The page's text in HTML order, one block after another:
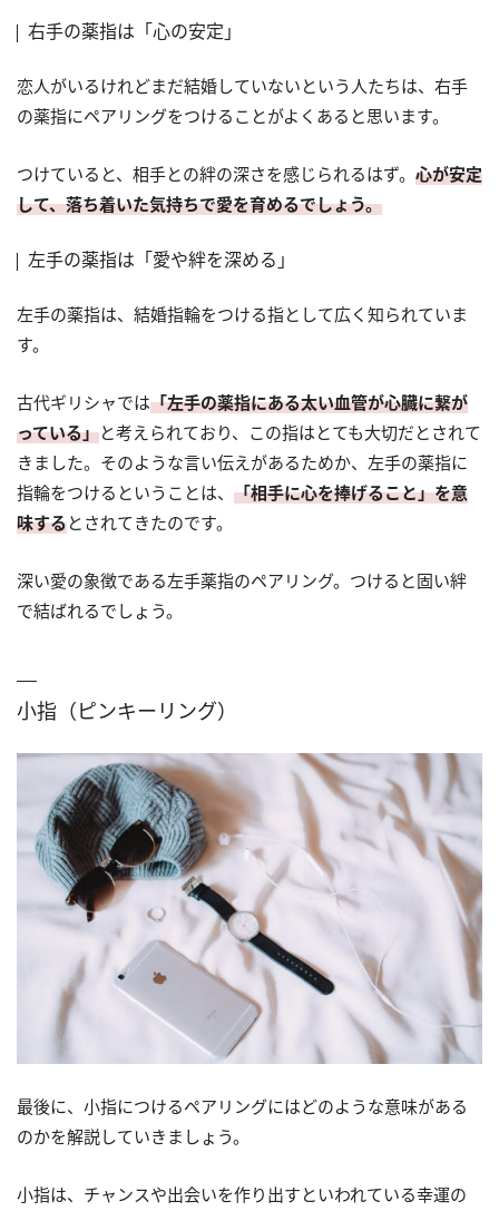
右手の薬指は「心の安定」
恋人がいるけれどまだ結婚していないという人たちは、右手
の薬指にペアリングをつけることがよくあると思います。
つけていると、相手との絆の深さを感じられるはず。 心が安定
して、落ち着いた気持ちで愛を育めるでしょう。
左手の薬指は「愛や絆を深める」
左手の薬指は、結婚指輪をつける指として広く知られていま
す。
古代ギリシャでは「左手の薬指にある太い血管が心臓に繋が
っている」と考えられており、この指はとても大切だとされて
きました。そのような言い伝えがあるためか、左手の薬指に
指輪をつけるということは、 「相手に心を捧げること」を意
味するとされてきたのです。
深い愛の象徴である左手薬指のペアリング。つけると固い絆
で結ばれるでしょう。
小指（ピンキーリング）
最後に、小指につけるペアリングにはどのような意味がある
のかを解説していきましょう。
小指は、チャンスや出会いを作り出すといわれている幸運の